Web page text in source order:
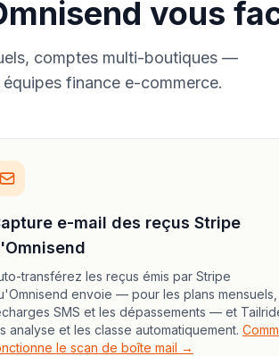
vous
comptes multi-boutiques —
finance e-commerce.
e-mail des reçus Stripe
transférez les reçus émis par Stripe
envoie — pour les plans mensuels,
SMS et les dépassements — et
analyse et les classe automatiquement.
le scan de boîte mail →